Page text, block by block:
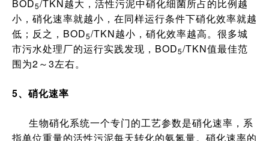
BOD5/TKN越大，活性污泥中硝化细菌所占的比例越
小，硝化速率就越小，在同样运行条件下硝化效率就越
低；反之，BOD5/TKN越小，硝化效率越高。很多城
市污水处理厂的运行实践发现，BOD5/TKN值最佳范
围为2～3左右。
5、硝化速率
生物硝化系统一个专门的工艺参数是硝化速率，系
指单位重量的活性污泥每天转化的氨氮量。硝化速率的